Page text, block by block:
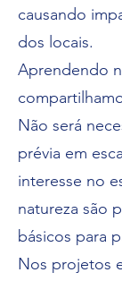
causando
dos locais.
Aprendendo
Não será
prévia em
interesse no
natureza são
básicos para
Nos projetos